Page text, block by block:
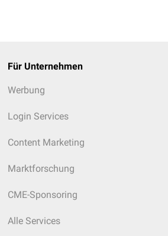
Für Unternehmen
Werbung
Login Services
Content Marketing
Marktforschung
CME-Sponsoring
Alle Services